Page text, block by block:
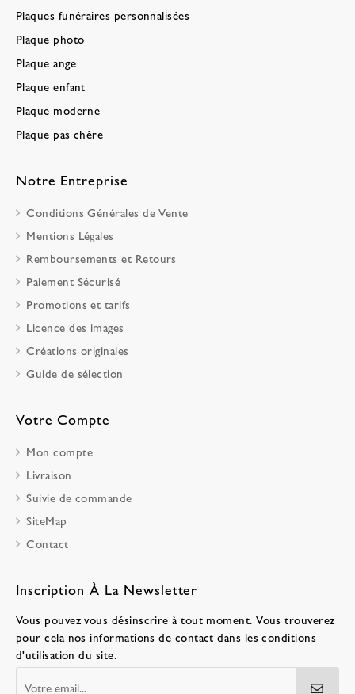
Plaques funéraires personnalisées
Plaque photo
Plaque ange
Plaque enfant
Plaque moderne
Plaque pas chère
Notre Entreprise
Conditions Générales de Vente
Mentions Légales
Remboursements et Retours
Paiement Sécurisé
Promotions et tarifs
Licence des images
Créations originales
Guide de sélection
Votre Compte
Mon compte
Livraison
Suivie de commande
SiteMap
Contact
Inscription À La Newsletter
Vous pouvez vous désinscrire à tout moment. Vous trouverez
pour cela nos informations de contact dans les conditions
d'utilisation du site.